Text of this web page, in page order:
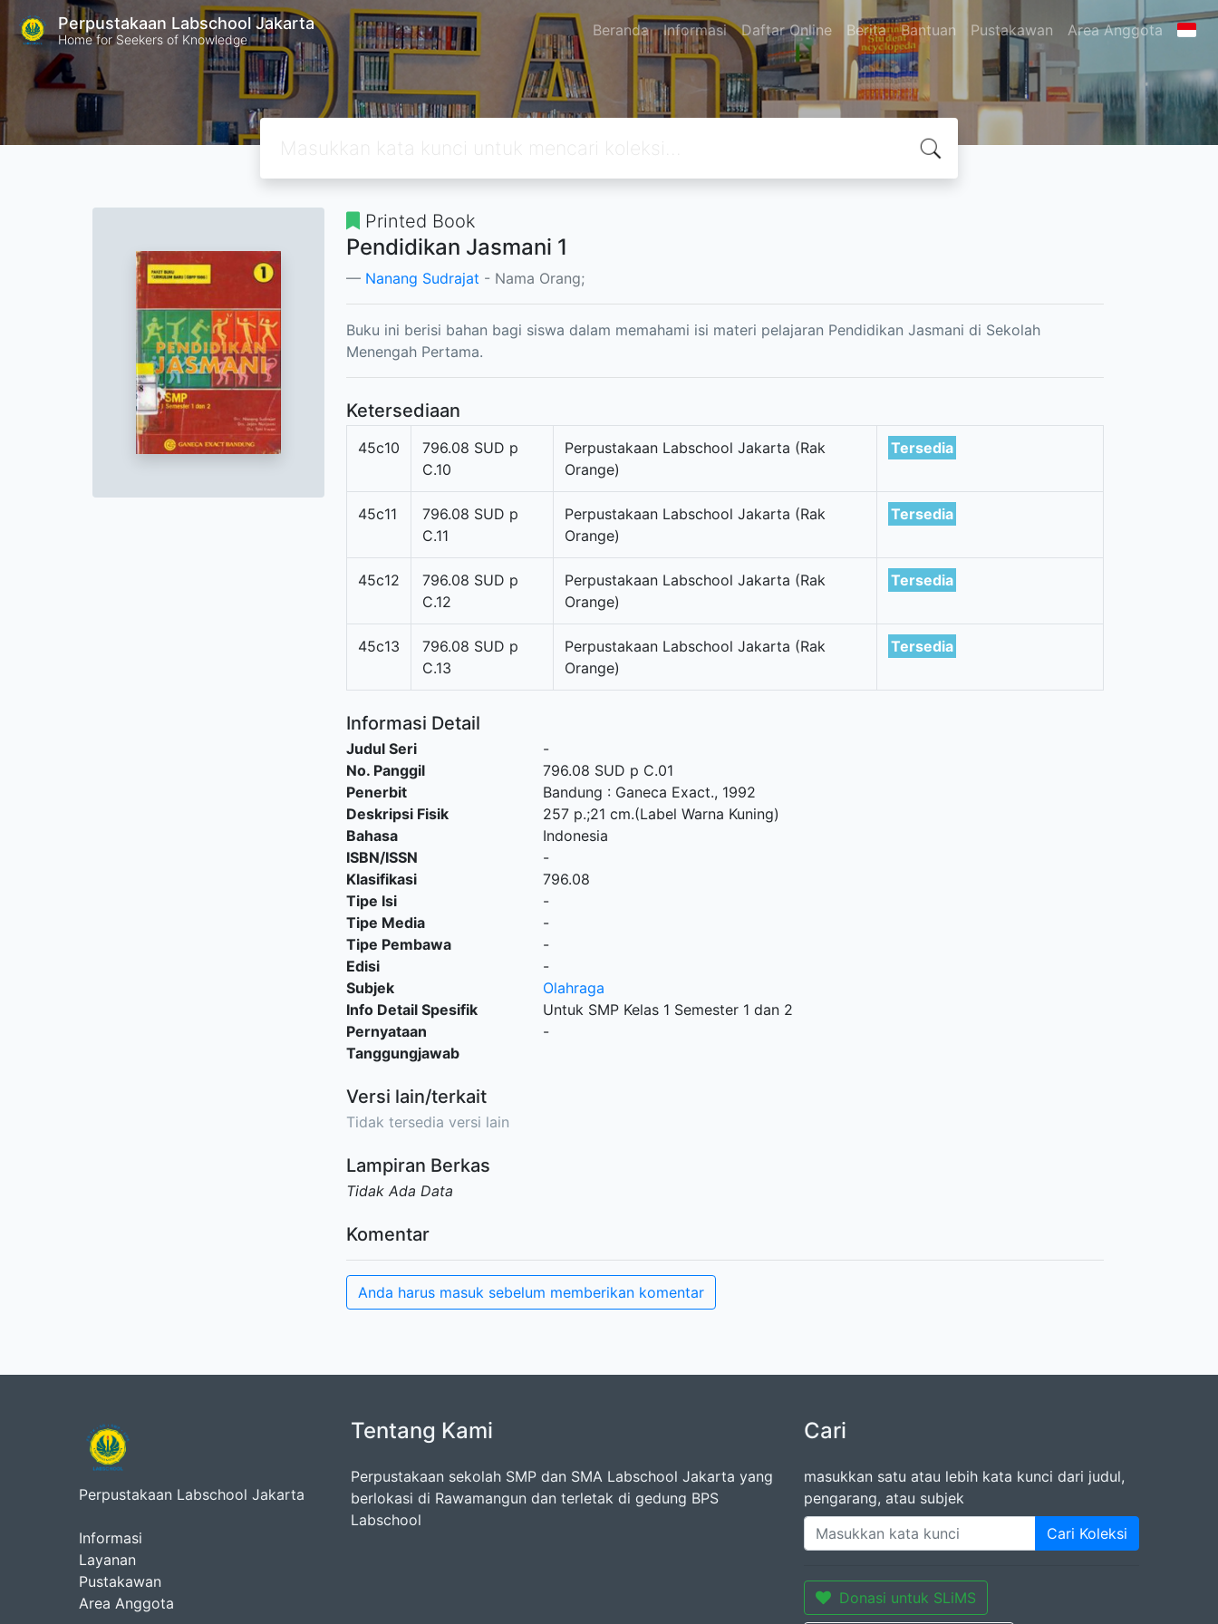
Perpustakaan Labschool Jakarta
Home for Seekers of Knowledge Beranda Informasi Daftar Online Berita Bantuan Pustakawan Area Anggota
Printed Book
Pendidikan Jasmani 1
Nanang Sudrajat - Nama Orang;
Buku ini berisi bahan bagi siswa dalam memahami isi materi pelajaran Pendidikan Jasmani di Sekolah
Menengah Pertama.
Ketersediaan
45c10
796.08 SUD p
C.10
Perpustakaan Labschool Jakarta (Rak
Orange)
Tersedia
45c11
796.08 SUD p
C.11
Perpustakaan Labschool Jakarta (Rak
Orange)
Tersedia
45c12
796.08 SUD p
C.12
Perpustakaan Labschool Jakarta (Rak
Orange)
Tersedia
45c13
796.08 SUD p
C.13
Perpustakaan Labschool Jakarta (Rak
Orange)
Tersedia
Informasi Detail
Judul Seri
-
No. Panggil
796.08 SUD p C.01
Penerbit
Bandung : Ganeca Exact., 1992
Deskripsi Fisik
257 p.;21 cm.(Label Warna Kuning)
Bahasa
Indonesia
ISBN/ISSN
-
Klasifikasi
796.08
Tipe Isi
-
Tipe Media
-
Tipe Pembawa
-
Edisi
-
Subjek
Olahraga
Info Detail Spesifik
Untuk SMP Kelas 1 Semester 1 dan 2
Pernyataan
Tanggungjawab
-
Versi lain/terkait
Tidak tersedia versi lain
Lampiran Berkas
Tidak Ada Data
Komentar
Anda harus masuk sebelum memberikan komentar
Perpustakaan Labschool Jakarta
Informasi
Layanan
Pustakawan
Area Anggota
Tentang Kami
Perpustakaan sekolah SMP dan SMA Labschool Jakarta yang
berlokasi di Rawamangun dan terletak di gedung BPS
Labschool
Cari
masukkan satu atau lebih kata kunci dari judul,
pengarang, atau subjek
Cari Koleksi
Donasi untuk SLiMS